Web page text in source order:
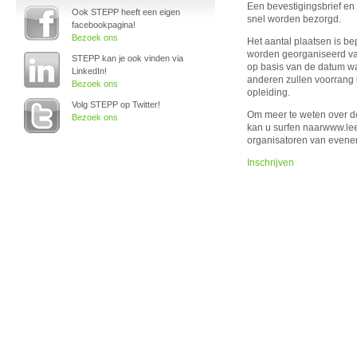
Ook STEPP heeft een eigen
facebookpagina!
Bezoek ons
STEPP kan je ook vinden via
LinkedIn!
Bezoek ons
Volg STEPP op Twitter!
Bezoek ons
Een bevestigingsbrief
snel worden bezorgd.
Het aantal plaatsen is
worden georganiseerd
op basis van de datum
anderen zullen
opleiding.
Om meer te weten over
kan u surfen
organisatoren van
Inschrijven